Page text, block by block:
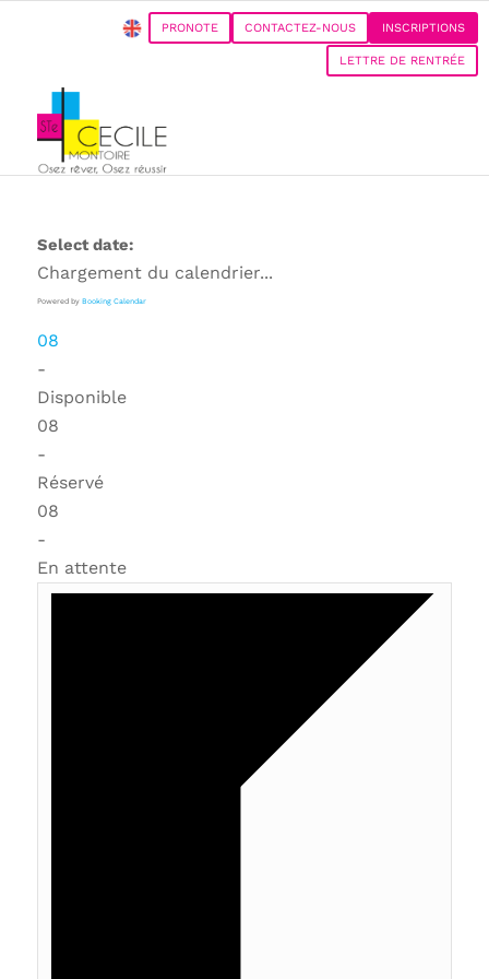
PRONOTE CONTACTEZ-NOUS INSCRIPTIONS
LETTRE DE RENTRÉE
Select date:
Chargement du calendrier...
Powered by Booking Calendar
08
-
Disponible
08
-
Réservé
08
-
En attente